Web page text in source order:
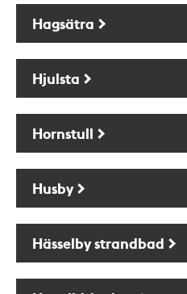
Hagsätra
Hjulsta
Hornstull
Husby
Hässelby strandbad